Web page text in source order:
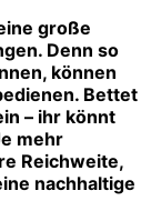
große
Denn so
können
Bettet
– ihr könnt
mehr
Reichweite,
nachhaltige